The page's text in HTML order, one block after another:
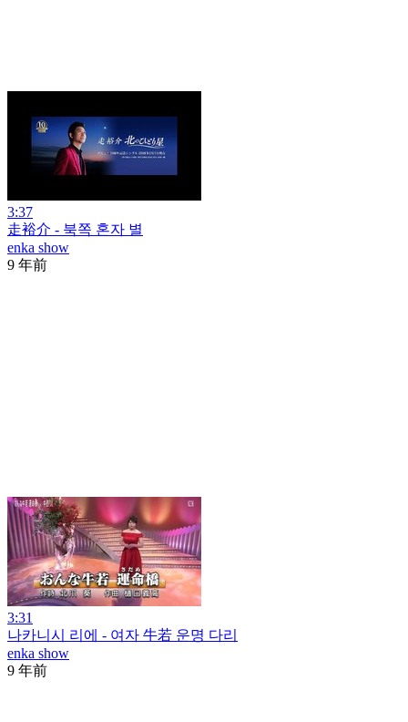
3:37
走裕介 - 북쪽 혼자 별
enka show
9 年前
3:31
나카니시 리에 - 여자 牛若 운명 다리
enka show
9 年前